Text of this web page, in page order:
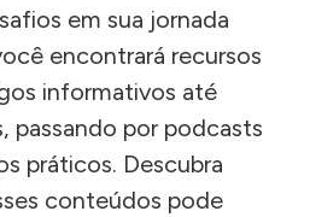
em sua jornada
encontrará recursos
informativos até
passando por podcasts
práticos. Descubra
conteúdos pode